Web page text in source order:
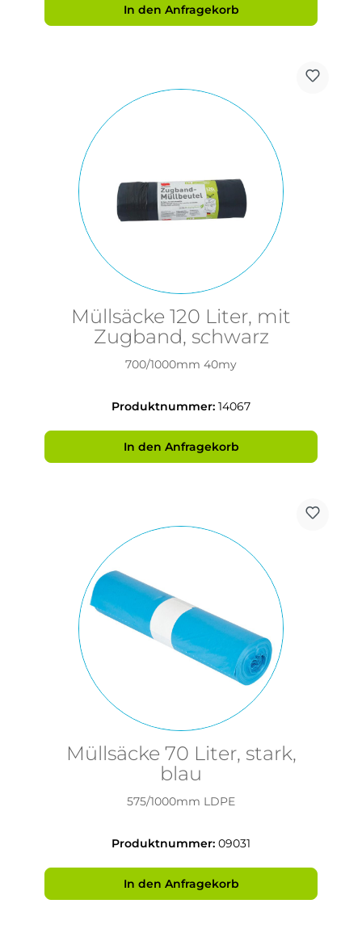
In den Anfragekorb
Müllsäcke 120 Liter, mit
Zugband, schwarz
700/1000mm 40my
Produktnummer: 14067
In den Anfragekorb
Müllsäcke 70 Liter, stark,
blau
575/1000mm LDPE
Produktnummer: 09031
In den Anfragekorb